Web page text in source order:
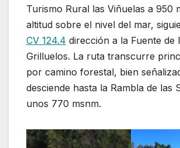
Turismo Rural las Viñuelas a 950
altitud sobre el nivel del mar,
CV 124.4 dirección a la Fuente de
Grilluelos. La ruta transcurre
por camino forestal, bien
desciende hasta la Rambla de las
unos 770 msnm.